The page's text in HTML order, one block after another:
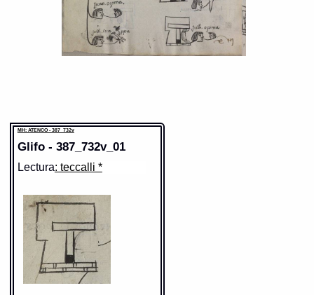
MH: ATENCO - 387_732v
Glifo - 387_732v_01
Lectura: teccalli *